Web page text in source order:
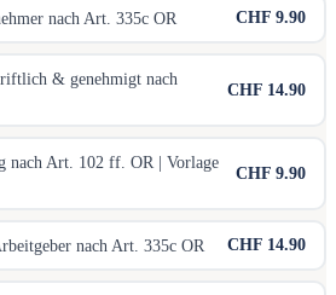
nach Art. 335c OR CHF 9.90
& genehmigt nach
CHF 14.90
nach Art. 102 ff. OR | Vorlage
CHF 9.90
nach Art. 335c OR CHF 14.90